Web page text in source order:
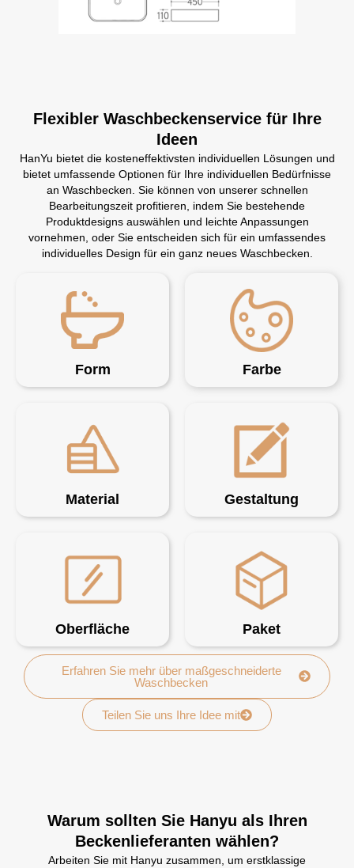
Flexibler Waschbeckenservice für Ihre
Ideen
HanYu bietet die kosteneffektivsten individuellen Lösungen und
bietet umfassende Optionen für Ihre individuellen Bedürfnisse
an Waschbecken. Sie können von unserer schnellen
Bearbeitungszeit profitieren, indem Sie bestehende
Produktdesigns auswählen und leichte Anpassungen
vornehmen, oder Sie entscheiden sich für ein umfassendes
individuelles Design für ein ganz neues Waschbecken.
Form Farbe
Material Gestaltung
Oberfläche Paket
Erfahren Sie mehr über maßgeschneiderte
Waschbecken
Teilen Sie uns Ihre Idee mit
Warum sollten Sie Hanyu als Ihren
Beckenlieferanten wählen?
Arbeiten Sie mit Hanyu zusammen, um erstklassige